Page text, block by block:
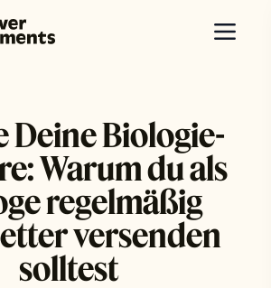
Deine Biologie-
Warum du als
regelmäßig
versenden
solltest